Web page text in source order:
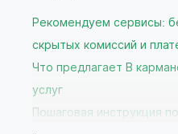
Рекомендуем сервисы:
скрытых комиссий и
Что предлагает В
услуг
Пошаговая инструкция